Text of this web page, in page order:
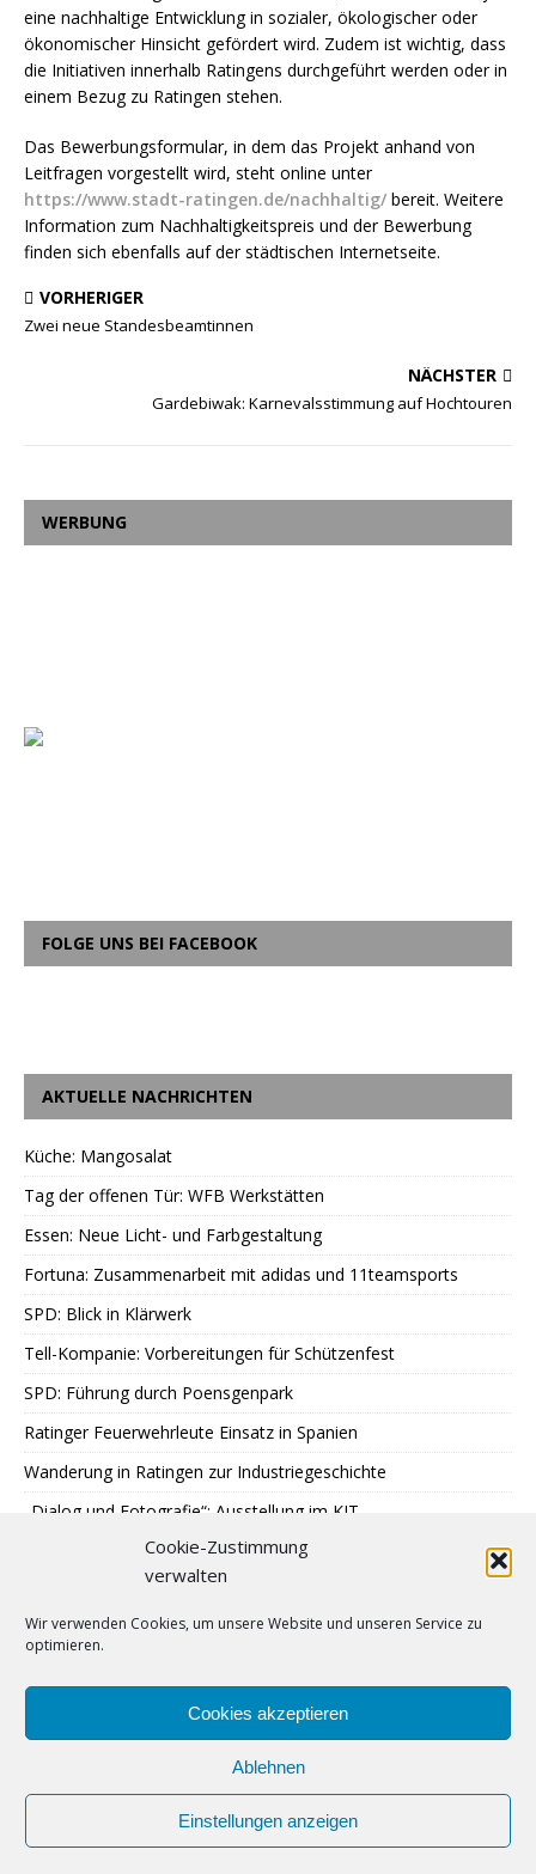
Cookie-Zustimmung
verwalten
Wir verwenden Cookies, um unsere Website und unseren Service zu
optimieren.
Cookies akzeptieren
Ablehnen
Einstellungen anzeigen
eine nachhaltige Entwicklung in sozialer, ökologischer oder
ökonomischer Hinsicht gefördert wird. Zudem ist wichtig, dass
die Initiativen innerhalb Ratingens durchgeführt werden oder in
einem Bezug zu Ratingen stehen.
Das Bewerbungsformular, in dem das Projekt anhand von
Leitfragen vorgestellt wird, steht online unter
https://www.stadt-ratingen.de/nachhaltig/ bereit. Weitere
Information zum Nachhaltigkeitspreis und der Bewerbung
finden sich ebenfalls auf der städtischen Internetseite.
VORHERIGER
Zwei neue Standesbeamtinnen
NÄCHSTER
Gardebiwak: Karnevalsstimmung auf Hochtouren
WERBUNG
FOLGE UNS BEI FACEBOOK
AKTUELLE NACHRICHTEN
Küche: Mangosalat
Tag der offenen Tür: WFB Werkstätten
Essen: Neue Licht- und Farbgestaltung
Fortuna: Zusammenarbeit mit adidas und 11teamsports
SPD: Blick in Klärwerk
Tell-Kompanie: Vorbereitungen für Schützenfest
SPD: Führung durch Poensgenpark
Ratinger Feuerwehrleute Einsatz in Spanien
Wanderung in Ratingen zur Industriegeschichte
„Dialog und Fotografie“: Ausstellung im KIT
Sondereinsatz der Polizei in Ratingen
Erstes Urteil gegen Betrügerbande
Möschesonntag: Bruderschaft beginnt Schützenfest
Finne Patrik Jääskeläinen stürmt für Ice Aliens